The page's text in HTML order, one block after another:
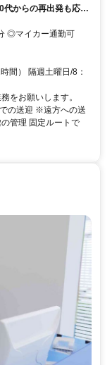
からの再出発も応
アクセス: JR内房線 「勝浦」駅より徒歩15分 ◎マイカー通勤可
間） 隔週土曜日/8：
をお願いします。
の送迎 ※遠方への送
管理 固定ルートで